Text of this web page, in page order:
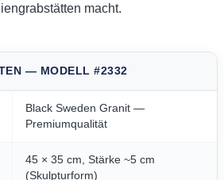
macht.
— MODELL #2332
Black Sweden Granit —
Premiumqualität
45 × 35 cm, Stärke ~5 cm
(Skulpturform)